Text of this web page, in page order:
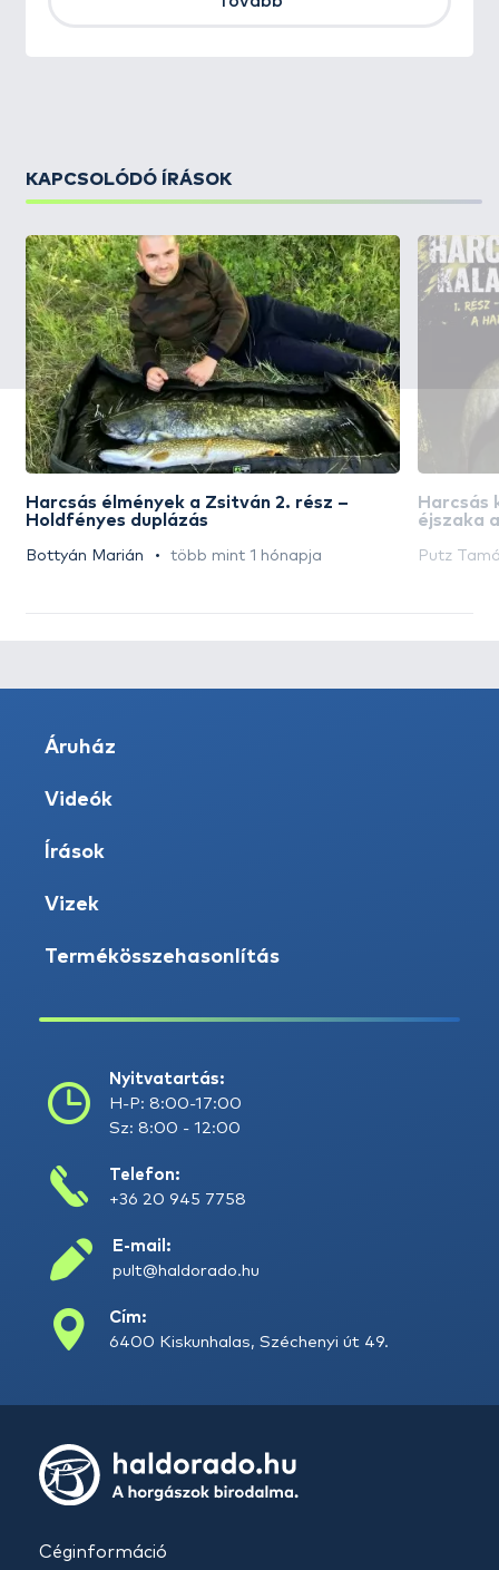
KAPCSOLÓDÓ ÍRÁSOK
Harcsás élmények a Zsitván 2. rész –
Holdfényes duplázás
Bottyán Marián több mint 1 hónapja
Harcsás
éjszaka
Putz
Áruház
Videók
Írások
Vizek
Termékösszehasonlítás
Nyitvatartás:
H-P: 8:00-17:00
Sz: 8:00 - 12:00
Telefon:
+36 20 945 7758
E-mail:
pult@haldorado.hu
Cím:
6400 Kiskunhalas, Széchenyi út 49.
Céginformáció